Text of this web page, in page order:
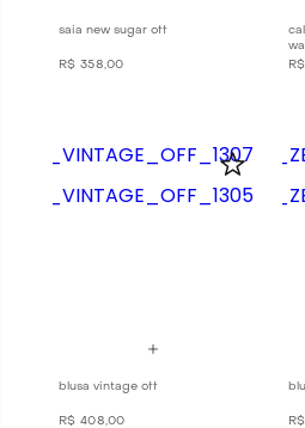
saia new sugar off
R$ 358,00
R$
blusa vintage off
R$ 408,00 R$